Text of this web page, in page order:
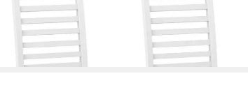
-35%
in 4-5 Werktagen bei dir